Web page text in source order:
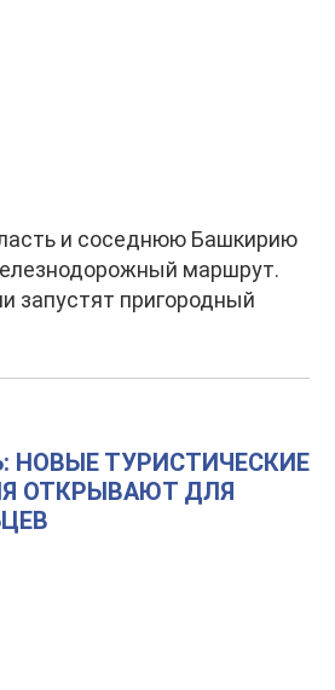
и соседнюю Башкирию
маршрут.
запустят пригородный
НОВЫЕ ТУРИСТИЧЕСКИЕ
ОТКРЫВАЮТ ДЛЯ